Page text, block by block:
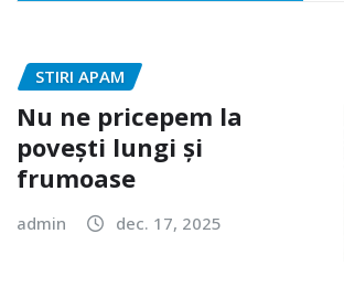
STIRI APAM
Nu ne pricepem la
povești lungi și
frumoase
admin dec. 17, 2025